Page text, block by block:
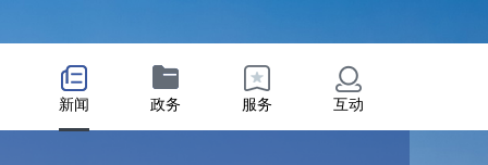
新闻 政务 服务 互动